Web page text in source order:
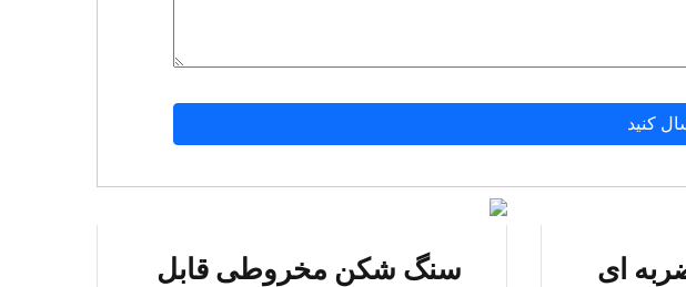
ای
سنگ شکن مخروطی قابل